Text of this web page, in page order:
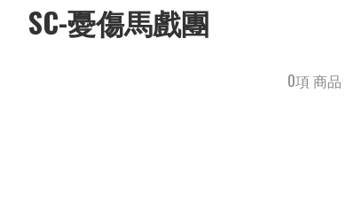
SC-憂傷馬戲團
0項 商品